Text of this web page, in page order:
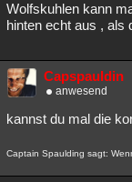
Wolfskuhlen kann
hinten echt aus , als
Capspauldin
anwesend
kannst du mal die
Captain Spaulding sagt: